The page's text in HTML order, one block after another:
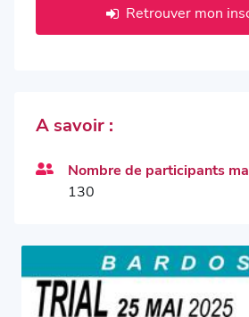
Retrouver mon
A savoir :
Nombre de participants
130